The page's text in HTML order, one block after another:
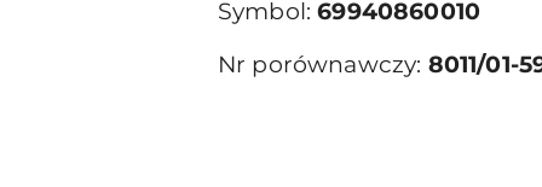
Symbol:69940860010
Nr porównawczy: 8011/01-